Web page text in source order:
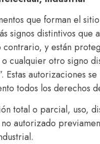
que forman el
signos distintivos
y están
cualquier otro signo
Estas autorizaciones
todos los derechos
total o parcial, uso,
autorizado